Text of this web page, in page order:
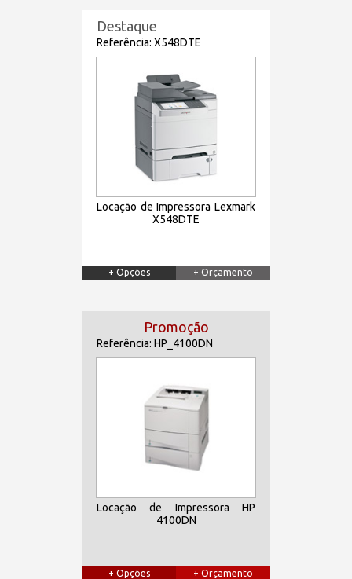
Destaque
Referência: X548DTE
Locação de Impressora Lexmark
X548DTE
+ Opções + Orçamento
Promoção
Referência: HP_4100DN
Locação de Impressora HP
4100DN
+ Opções + Orçamento